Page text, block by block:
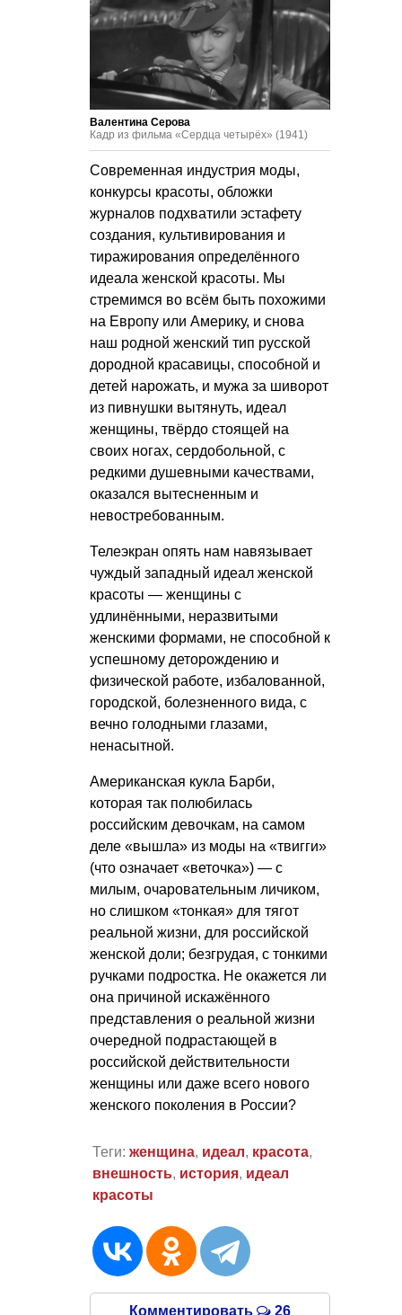
Валентина Серова
Кадр из фильма «Сердца четырёх» (1941)
Современная индустрия моды,
конкурсы красоты, обложки
журналов подхватили эстафету
создания, культивирования и
тиражирования определённого
идеала женской красоты. Мы
стремимся во всём быть похожими
на Европу или Америку, и снова
наш родной женский тип русской
дородной красавицы, способной и
детей нарожать, и мужа за шиворот
из пивнушки вытянуть, идеал
женщины, твёрдо стоящей на
своих ногах, сердобольной, с
редкими душевными качествами,
оказался вытесненным и
невостребованным.
Телеэкран опять нам навязывает
чуждый западный идеал женской
красоты — женщины с
удлинёнными, неразвитыми
женскими формами, не способной к
успешному деторождению и
физической работе, избалованной,
городской, болезненного вида, с
вечно голодными глазами,
ненасытной.
Американская кукла Барби,
которая так полюбилась
российским девочкам, на самом
деле «вышла» из моды на «твигги»
(что означает «веточка») — с
милым, очаровательным личиком,
но слишком «тонкая» для тягот
реальной жизни, для российской
женской доли; безгрудая, с тонкими
ручками подростка. Не окажется ли
она причиной искажённого
представления о реальной жизни
очередной подрастающей в
российской действительности
женщины или даже всего нового
женского поколения в России?
Теги: женщина, идеал, красота,
внешность, история, идеал
красоты
Комментировать 26